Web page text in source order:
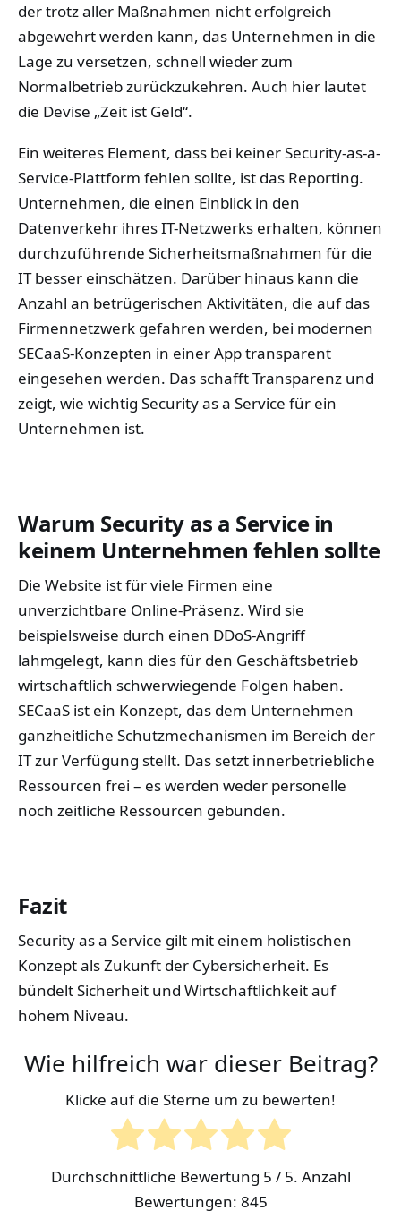
der trotz aller Maßnahmen nicht erfolgreich
abgewehrt werden kann, das Unternehmen in die
Lage zu versetzen, schnell wieder zum
Normalbetrieb zurückzukehren. Auch hier lautet
die Devise „Zeit ist Geld“.
Ein weiteres Element, dass bei keiner Security-as-a-
Service-Plattform fehlen sollte, ist das Reporting.
Unternehmen, die einen Einblick in den
Datenverkehr ihres IT-Netzwerks erhalten, können
durchzuführende Sicherheitsmaßnahmen für die
IT besser einschätzen. Darüber hinaus kann die
Anzahl an betrügerischen Aktivitäten, die auf das
Firmennetzwerk gefahren werden, bei modernen
SECaaS-Konzepten in einer App transparent
eingesehen werden. Das schafft Transparenz und
zeigt, wie wichtig Security as a Service für ein
Unternehmen ist.
Warum Security as a Service in
keinem Unternehmen fehlen sollte
Die Website ist für viele Firmen eine
unverzichtbare Online-Präsenz. Wird sie
beispielsweise durch einen DDoS-Angriff
lahmgelegt, kann dies für den Geschäftsbetrieb
wirtschaftlich schwerwiegende Folgen haben.
SECaaS ist ein Konzept, das dem Unternehmen
ganzheitliche Schutzmechanismen im Bereich der
IT zur Verfügung stellt. Das setzt innerbetriebliche
Ressourcen frei – es werden weder personelle
noch zeitliche Ressourcen gebunden.
Fazit
Security as a Service gilt mit einem holistischen
Konzept als Zukunft der Cybersicherheit. Es
bündelt Sicherheit und Wirtschaftlichkeit auf
hohem Niveau.
Wie hilfreich war dieser Beitrag?
Klicke auf die Sterne um zu bewerten!
Durchschnittliche Bewertung 5 / 5. Anzahl
Bewertungen: 845